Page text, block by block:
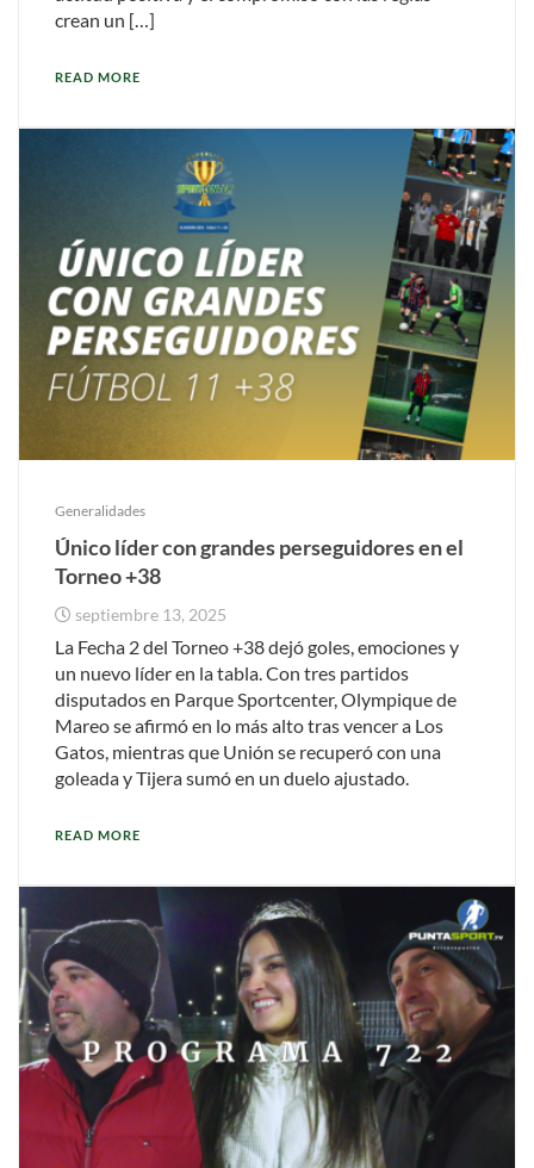
crean un […]
READ MORE
Generalidades
Único líder con grandes perseguidores en el
Torneo +38
septiembre 13, 2025
La Fecha 2 del Torneo +38 dejó goles, emociones y
un nuevo líder en la tabla. Con tres partidos
disputados en Parque Sportcenter, Olympique de
Mareo se afirmó en lo más alto tras vencer a Los
Gatos, mientras que Unión se recuperó con una
goleada y Tijera sumó en un duelo ajustado.
READ MORE